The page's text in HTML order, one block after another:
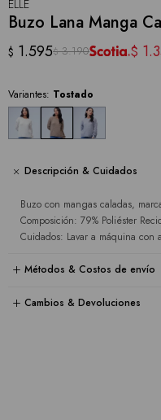
ELLE
Buzo Lana Manga
$ 1.595$ 3.190 $
Variantes: Tostado
Descripción & Cuidados
Buzo con mangas caladas,
Composición: 79% Poliéster
Cuidados: Lavar a máquina con
Métodos & Costos de envío
Cambios & Devoluciones